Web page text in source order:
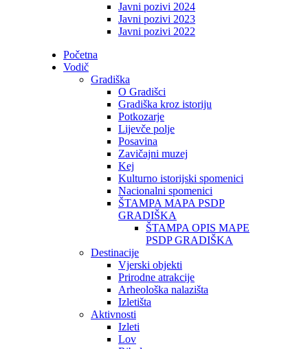
Javni pozivi 2024
Javni pozivi 2023
Javni pozivi 2022
Početna
Vodič
Gradiška
O Gradišci
Gradiška kroz istoriju
Potkozarje
Lijevče polje
Posavina
Zavičajni muzej
Kej
Kulturno istorijski spomenici
Nacionalni spomenici
ŠTAMPA MAPA PSDP
GRADIŠKA
ŠTAMPA OPIS MAPE
PSDP GRADIŠKA
Destinacije
Vjerski objekti
Prirodne atrakcije
Arheološka nalazišta
Izletišta
Aktivnosti
Izleti
Lov